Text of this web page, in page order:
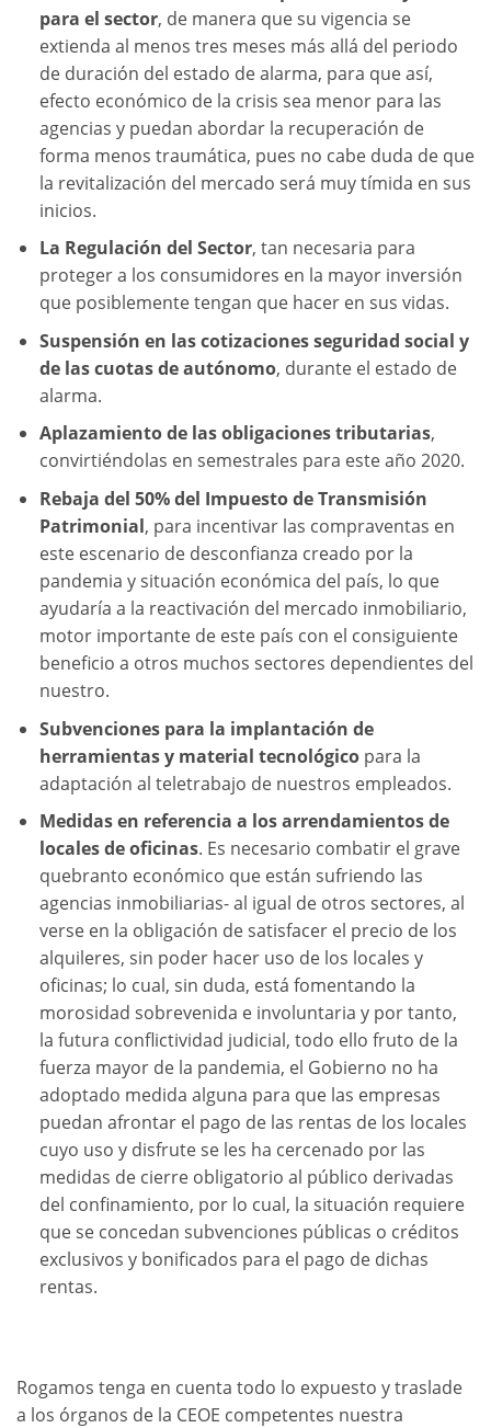
para el sector, de manera que su vigencia se
extienda al menos tres meses más allá del periodo
de duración del estado de alarma, para que así,
efecto económico de la crisis sea menor para las
agencias y puedan abordar la recuperación de
forma menos traumática, pues no cabe duda de que
la revitalización del mercado será muy tímida en sus
inicios.
La Regulación del Sector, tan necesaria para
proteger a los consumidores en la mayor inversión
que posiblemente tengan que hacer en sus vidas.
Suspensión en las cotizaciones seguridad social y
de las cuotas de autónomo, durante el estado de
alarma.
Aplazamiento de las obligaciones tributarias,
convirtiéndolas en semestrales para este año 2020.
Rebaja del 50% del Impuesto de Transmisión
Patrimonial, para incentivar las compraventas en
este escenario de desconfianza creado por la
pandemia y situación económica del país, lo que
ayudaría a la reactivación del mercado inmobiliario,
motor importante de este país con el consiguiente
beneficio a otros muchos sectores dependientes del
nuestro.
Subvenciones para la implantación de
herramientas y material tecnológicopara la
adaptación al teletrabajo de nuestros empleados.
Medidas en referencia a los arrendamientos de
locales de oficinas. Es necesario combatir el grave
quebranto económico que están sufriendo las
agencias inmobiliarias- al igual de otros sectores, al
verse en la obligación de satisfacer el precio de los
alquileres, sin poder hacer uso de los locales y
oficinas; lo cual, sin duda, está fomentando la
morosidad sobrevenida e involuntaria y por tanto,
la futura conflictividad judicial, todo ello fruto de la
fuerza mayor de la pandemia, el Gobierno no ha
adoptado medida alguna para que las empresas
puedan afrontar el pago de las rentas de los locales
cuyo uso y disfrute se les ha cercenado por las
medidas de cierre obligatorio al público derivadas
del confinamiento, por lo cual, la situación requiere
que se concedan subvenciones públicas o créditos
exclusivos y bonificados para el pago de dichas
rentas.
Rogamos tenga en cuenta todo lo expuesto y traslade
a los órganos de la CEOE competentes nuestra